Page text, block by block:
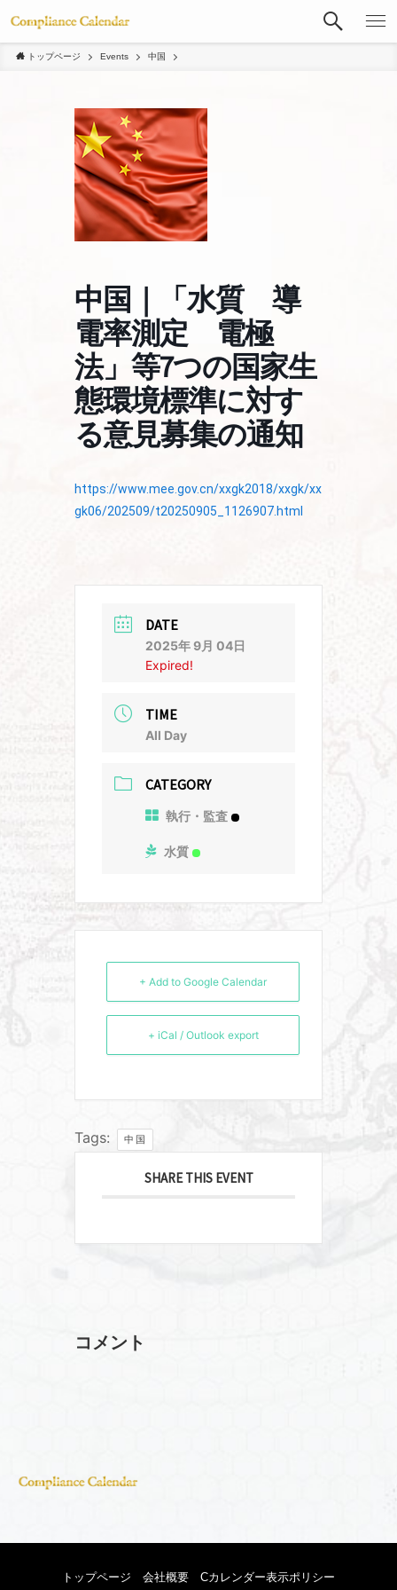
トップページ Events 中国
中国｜「水質 導
電率測定 電極
法」等7つの国家生
態環境標準に対す
る意見募集の通知
https://www.mee.gov.cn/xxgk2018/xxgk/xx
gk06/202509/t20250905_1126907.html
DATE
2025年 9月 04日
Expired!
TIME
All Day
CATEGORY
執行・監査
水質
+ Add to Google Calendar
+ iCal / Outlook export
Tags: 中国
SHARE THIS EVENT
コメント
トップページ 会社概要 Cカレンダー表示ポリシー